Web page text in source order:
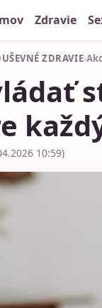
Zdravie
ZDRAVIE›
10:59)